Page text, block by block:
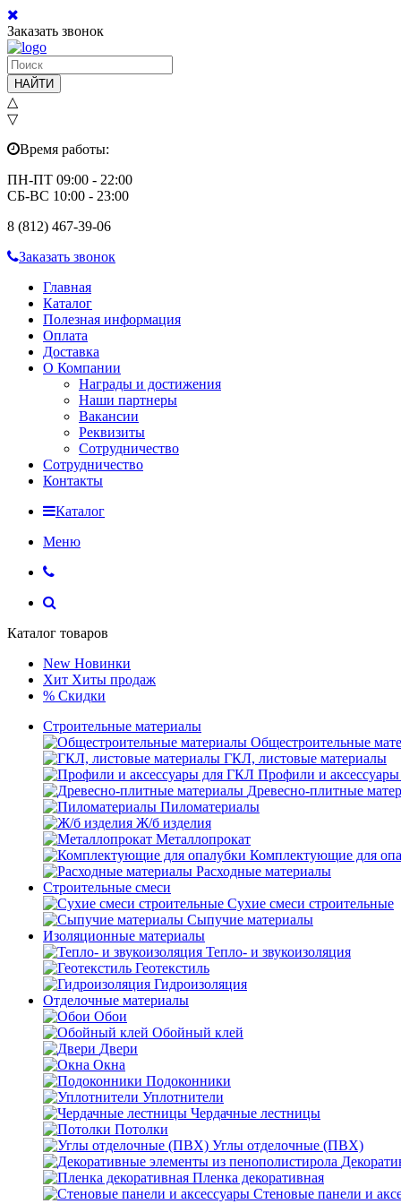
Заказать звонок
НАЙТИ
△
▽
Время работы:
ПН-ПТ 09:00 - 22:00
СБ-ВС 10:00 - 23:00
8 (812) 467-39-06
Заказать звонок
Главная
Каталог
Полезная информация
Оплата
Доставка
О Компании
Награды и достижения
Наши партнеры
Вакансии
Реквизиты
Сотрудничество
Сотрудничество
Контакты
Каталог
Меню
Каталог товаров
New Новинки
Хит Хиты продаж
% Скидки
Строительные материалы
Общестроительные
ГКЛ, листовые материалы
Профили и
Древесно-плитные
Пиломатериалы
Ж/б изделия
Металлопрокат
Комплектующие для
Расходные материалы
Строительные смеси
Сухие смеси строительные
Сыпучие материалы
Изоляционные материалы
Тепло- и звукоизоляция
Геотекстиль
Гидроизоляция
Отделочные материалы
Обои
Обойный клей
Двери
Окна
Подоконники
Уплотнители
Чердачные лестницы
Потолки
Углы отделочные (ПВХ)
Пленка декоративная
Стеновые панели и